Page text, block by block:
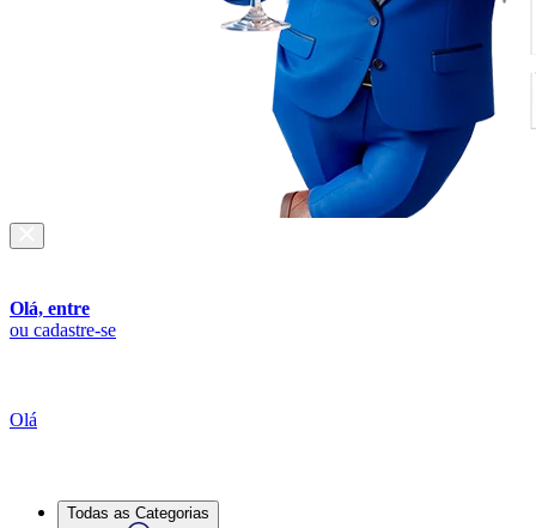
Olá, entre
ou cadastre-se
Olá
Todas as Categorias